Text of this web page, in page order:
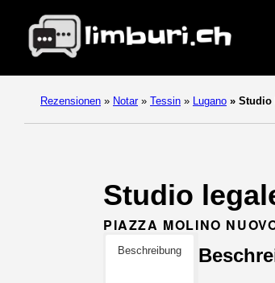
Rezensionen » Notar » Tessin » Lugano » Studio
Studio
PIAZZA MOLINO
Beschreibung